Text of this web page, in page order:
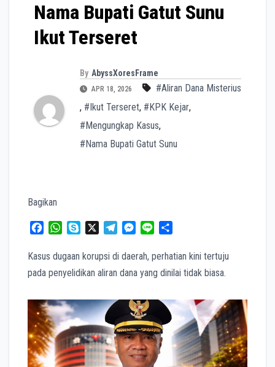
Nama Bupati Gatut Sunu
Ikut Terseret
By AbyssXoresFrame
APR 18, 2026
#Aliran Dana Misterius
, #Ikut Terseret, #KPK Kejar,
#Mengungkap Kasus,
#Nama Bupati Gatut Sunu
Bagikan
c
o
k
W
a
s
p
p
y
p
l
m
M
s
e
g
e
r
n
a
r
Kasus dugaan korupsi di daerah, perhatian kini tertuju
pada penyelidikan aliran dana yang dinilai tidak biasa.